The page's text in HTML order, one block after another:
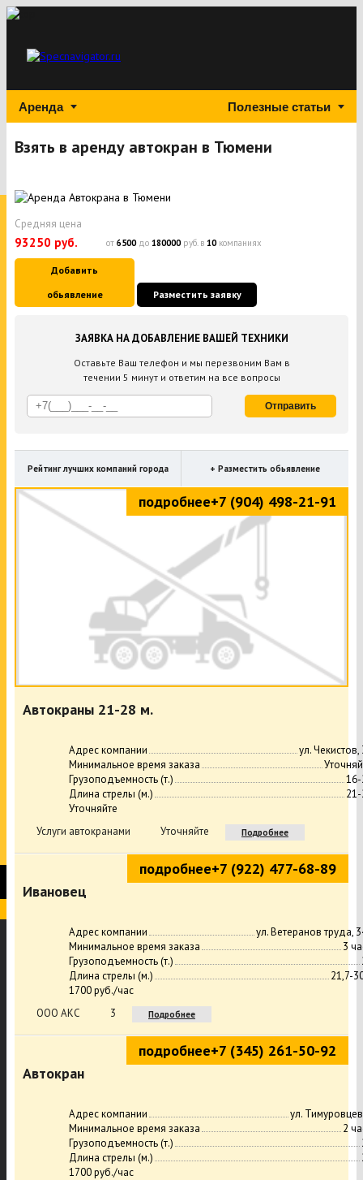
Аренда Полезные статьи
Взять в аренду автокран в Тюмени
Средняя цена
93250 руб. от 6500до 180000руб. в 10компаниях
Добавить
обьявление
Разместить заявку
ЗАЯВКА НА ДОБАВЛЕНИЕ ВАШЕЙ ТЕХНИКИ
Оставьте Ваш телефон и мы перезвоним Вам в
течении 5 минут и ответим на все вопросы
Отправить
Рейтинг лучших компаний города + Разместить обьявление
Автокраны 21-28 м.
подробнее+7 (904) 498-21-91
Адрес компании
ул. Чекистов,
Минимальное время заказа
Грузоподъемность (т.)
Длина стрелы (м.)
Уточняйте
Услуги автокранами
Уточняйте Подробнее
Ивановец
подробнее+7 (922) 477-68-89
Адрес компании
ул. Ветеранов труда,
Минимальное время заказа
3
Грузоподъемность (т.)
Длина стрелы (м.)
21,7-
1700 руб./час
ООО АКС
3 Подробнее
Автокран
подробнее+7 (345) 261-50-92
Адрес компании
ул.
Минимальное время заказа
2
Грузоподъемность (т.)
Длина стрелы (м.)
1700 руб./час